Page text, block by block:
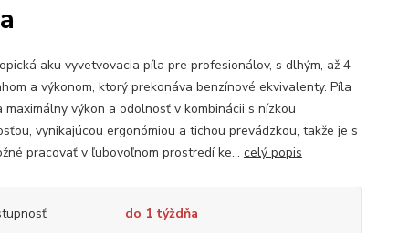
aku vyvetvovacia píla pre profesionálov, s dlhým, až 4
a výkonom, ktorý prekonáva benzínové ekvivalenty. Píla
maximálny výkon a odolnosť v kombinácii s nízkou
vynikajúcou ergonómiou a tichou prevádzkou, takže je s
pracovať v ľubovoľnom prostredí ke... celý popis
do 1 týždňa